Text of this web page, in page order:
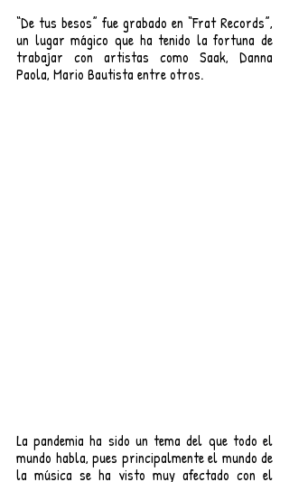
“De tus besos” fue grabado en “Frat Records”,
un lugar mágico que ha tenido la fortuna de
trabajar con artistas como Saak, Danna
Paola, Mario Bautista entre otros.
La pandemia ha sido un tema del que todo el
mundo habla, pues principalmente el mundo de
la música se ha visto muy afectado con el